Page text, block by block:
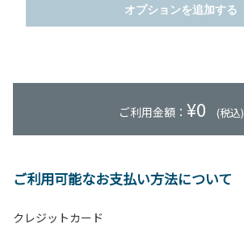
オプションを追加する
ご利用金額： ¥0 (税込)
ご利用可能なお支払い方法について
クレジットカード